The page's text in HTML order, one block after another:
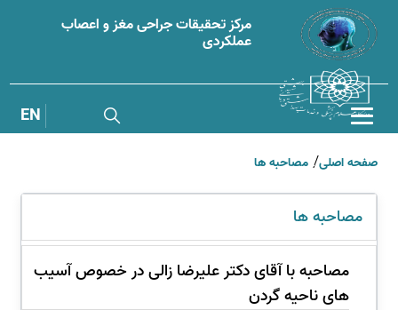
مرکز تحقیقات جراحی مغز و اعصاب
عملکردی
نظرسنجی
EN
صفحه اصلی مصاحبه ها
مصاحبه ها
مصاحبه با آقای دکتر علیرضا زالی در خصوص آسیب
های ناحیه گردن